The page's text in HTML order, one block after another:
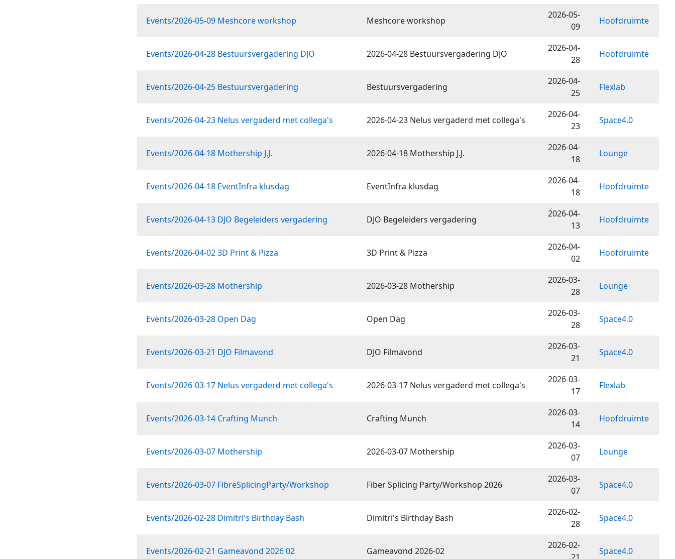
Events/2026-05-09 Meshcore workshop Meshcore workshop
2026-05-
09
Hoofdruimte
Events/2026-04-28 Bestuursvergadering DJO 2026-04-28 Bestuursvergadering DJO
2026-04-
28
Hoofdruimte
Events/2026-04-25 Bestuursvergadering Bestuursvergadering
2026-04-
25
Flexlab
Events/2026-04-23 Nelus vergaderd met collega's 2026-04-23 Nelus vergaderd met collega's
2026-04-
23
Space4.0
Events/2026-04-18 Mothership J.J. 2026-04-18 Mothership J.J.
2026-04-
18
Lounge
Events/2026-04-18 EventInfra klusdag EventInfra klusdag
2026-04-
18
Hoofdruimte
Events/2026-04-13 DJO Begeleiders vergadering DJO Begeleiders vergadering
2026-04-
13
Hoofdruimte
Events/2026-04-02 3D Print & Pizza 3D Print & Pizza
2026-04-
02
Hoofdruimte
Events/2026-03-28 Mothership 2026-03-28 Mothership
2026-03-
28
Lounge
Events/2026-03-28 Open Dag Open Dag
2026-03-
28
Space4.0
Events/2026-03-21 DJO Filmavond DJO Filmavond
2026-03-
21
Space4.0
Events/2026-03-17 Nelus vergaderd met collega's 2026-03-17 Nelus vergaderd met collega's
2026-03-
17
Flexlab
Events/2026-03-14 Crafting Munch Crafting Munch
2026-03-
14
Hoofdruimte
Events/2026-03-07 Mothership 2026-03-07 Mothership
2026-03-
07
Lounge
Events/2026-03-07 FibreSplicingParty/Workshop Fiber Splicing Party/Workshop 2026
2026-03-
07
Space4.0
Events/2026-02-28 Dimitri's Birthday Bash Dimitri's Birthday Bash
2026-02-
28
Space4.0
Events/2026-02-21 Gameavond 2026 02 Gameavond 2026-02
2026-02-
Space4.0